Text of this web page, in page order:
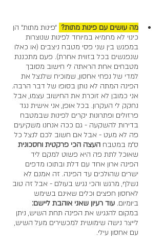
מה עושים עם פינות מתות? ״פינות מתות״ הן
כינוי לא מחמיא במיוחד לפינות שנוצרות
במפגש בין שני פסי מטבח ניצבים (או כאלו
שנפגשים בכל בזווית אחרת). פעם מתכננת
מטבחים אחת הראתה לי חישוב מסובך
למדי של נפחי אחסון, שמוכיח שלנצל את
הפינה המתה לא נותן בסופו של דבר הרבה.
אני כמובן לא זוכרת את החישוב עצמו, אבל
נחקק לי העקרון. בכל אופן, אני אישית נגד
פרזולים ופתרונות יקרים לפינות שבמטבח
בדירות להשקעה - גם ככה אנחנו משקיעים
פה לא מעט - אבל אם חשוב לכם לנצל כל
ס״מ במטבח העצה הכי פרקטית וחסכונית
שאוכל לתת פה היא פשוט למקם ליד
הפינה ארון אחד עם דלת ובתוכו מדפים
ישרים שהולכים עד הפינה. זה אמנם לא
נשלף, מרגש והכי נגיש בעולם - אבל זה טוב
לאחסון חפצים וכלים שאינם בשימש
ביומיום. עוד רעיון שאני אוהבת ליישם:
במקום להנגיש את הפינה תחת השיש, ניתן
לייצר נישה שימושית למכשירים מעל השיש,
עם אחסון עילי.